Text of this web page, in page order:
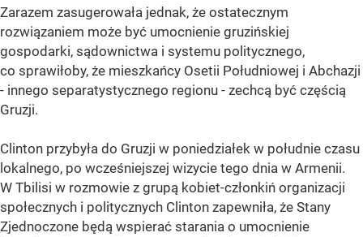
Zarazem zasugerowała jednak, że ostatecznym
rozwiązaniem może być umocnienie gruzińskiej
gospodarki, sądownictwa i systemu politycznego,
co sprawiłoby, że mieszkańcy Osetii Południowej i Abchazji
- innego separatystycznego regionu - zechcą być częścią
Gruzji.
Clinton przybyła do Gruzji w poniedziałek w południe czasu
lokalnego, po wcześniejszej wizycie tego dnia w Armenii.
W Tbilisi w rozmowie z grupą kobiet-członkiń organizacji
społecznych i politycznych Clinton zapewniła, że Stany
Zjednoczone będą wspierać starania o umocnienie